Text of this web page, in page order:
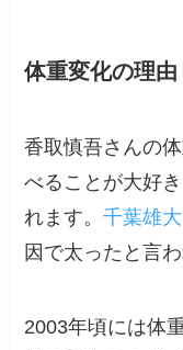
体重変化の理由
香取慎吾さんの
べることが大好
れます。千葉雄大
因で太ったと言
2003年頃には体